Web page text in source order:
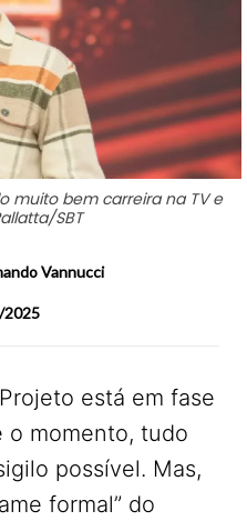
muito bem carreira na TV e
SBT
Vannucci
está em fase
o momento, tudo
possível. Mas,
formal” do